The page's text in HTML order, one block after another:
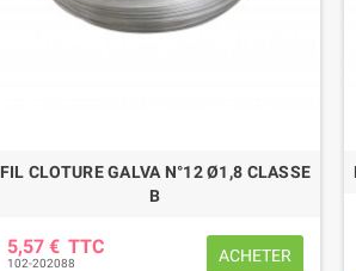
(1
FIL CLOTURE GALVA N°12 Ø1,8 CLASSE
B
5,57 € TTC
102-202088 ACHETER